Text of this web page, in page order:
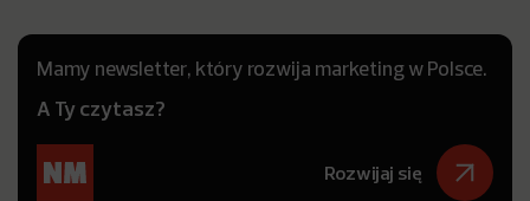
Mamy newsletter, który rozwija marketing w Polsce.
A Ty czytasz?
Rozwijaj się